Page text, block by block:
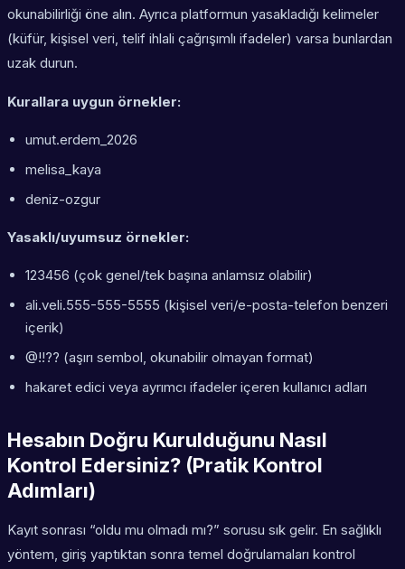
okunabilirliği öne alın. Ayrıca platformun yasakladığı kelimeler
(küfür, kişisel veri, telif ihlali çağrışımlı ifadeler) varsa bunlardan
uzak durun.
Kurallara uygun örnekler:
umut.erdem_2026
melisa_kaya
deniz-ozgur
Yasaklı/uyumsuz örnekler:
123456 (çok genel/tek başına anlamsız olabilir)
ali.veli.555-555-5555 (kişisel veri/e-posta-telefon benzeri
içerik)
@!!?? (aşırı sembol, okunabilir olmayan format)
hakaret edici veya ayrımcı ifadeler içeren kullanıcı adları
Hesabın Doğru Kurulduğunu Nasıl
Kontrol Edersiniz? (Pratik Kontrol
Adımları)
Kayıt sonrası “oldu mu olmadı mı?” sorusu sık gelir. En sağlıklı
yöntem, giriş yaptıktan sonra temel doğrulamaları kontrol